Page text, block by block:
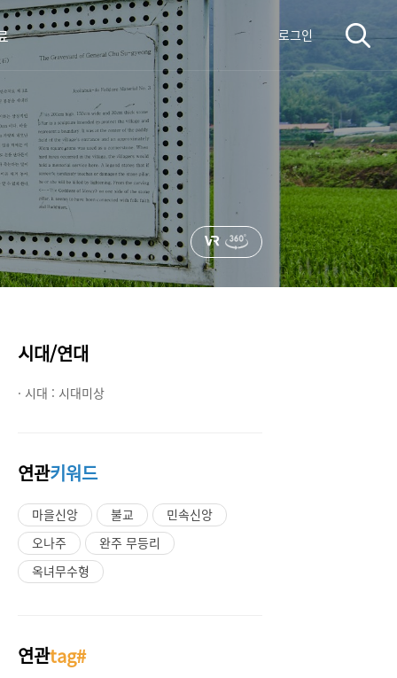
로그인
시대/연대
· 시대 : 시대미상
연관키워드
마을신앙 불교
민속신앙
오나주
완주 무등리
옥녀무수형
연관tag#